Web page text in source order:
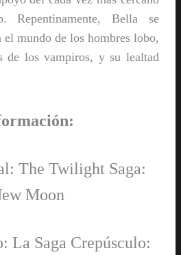
Repentinamente, Bella se
el mundo de los hombres lobo,
de los vampiros, y su lealtad
The Twilight Saga:
Moon
La Saga Crepúsculo: